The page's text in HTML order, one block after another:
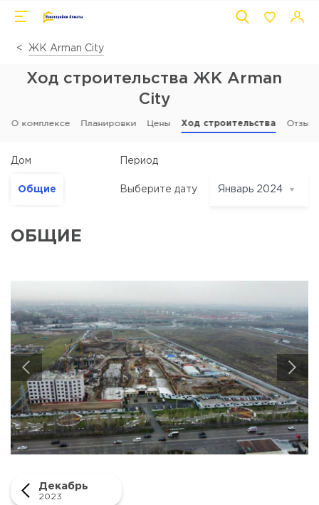
ЖК Arman City
Ход строительства ЖК Arman
City
О комплексе Планировки Цены Ход строительства
Дом
Общие
Период
Выберите дату Январь 2024
Август 2023
Июль 2023
ОБЩИЕ
Декабрь
2023